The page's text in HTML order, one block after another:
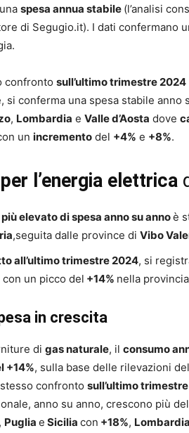
spesa annua stabile (l’analisi
di Segugio.it). I dati confermano
confronto sull’ultimo trimestre 2024
si conferma una spesa stabile
, Lombardia e Valle d’Aosta dove
un incremento del +4% e +8%.
l’energia elettrica
elevato di spesa anno su annoè
,seguita dalle province di Vibo
all’ultimo trimestre 2024, si
con un picco del +14% nella
in crescita
di gas naturale, il consumo
+14%, sulla base delle rilevazioni
confronto sull’ultimo
anno su anno, crescono più
, Puglia e Sicilia con +18%, Lombardia